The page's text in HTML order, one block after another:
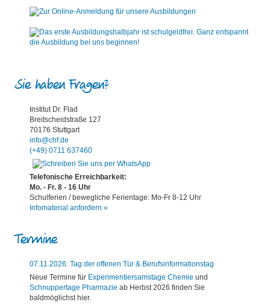
Sie haben Fragen?
Institut Dr. Flad
Breitscheidstraße 127
70176 Stuttgart
info@chf.de
(+49) 0711 637460
Telefonische Erreichbarkeit:
Mo. - Fr. 8 - 16 Uhr
Schulferien / bewegliche Ferientage: Mo-Fr 8-12 Uhr
Infomaterial anfordern »
Termine
07.11.2026: Tag der offenen Tür & Berufsinformationstag
Neue Termine für Experimentiersamstage Chemie und
Schnuppertage Pharmazie ab Herbst 2026 finden Sie
baldmöglichst hier.